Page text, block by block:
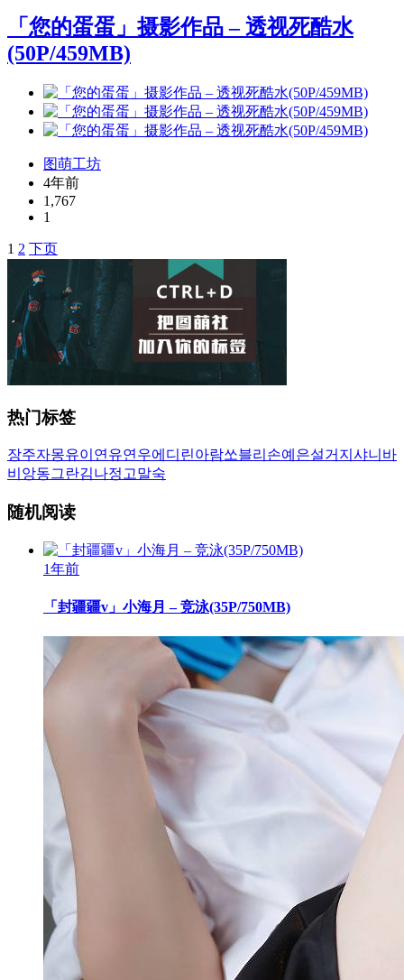
「您的蛋蛋」摄影作品 – 透视死酷水
(50P/459MB)
图萌工坊
4年前
1,767
1
文
导
航
1 2 下页
热门标签
장주자몽유이 연유연우에디린아람쏘블리 손예은설거지 샤니 바
비앙동그란김나정 고말숙
随机阅读
1年前
「封疆疆v」小海月 – 竞泳(35P/750MB)